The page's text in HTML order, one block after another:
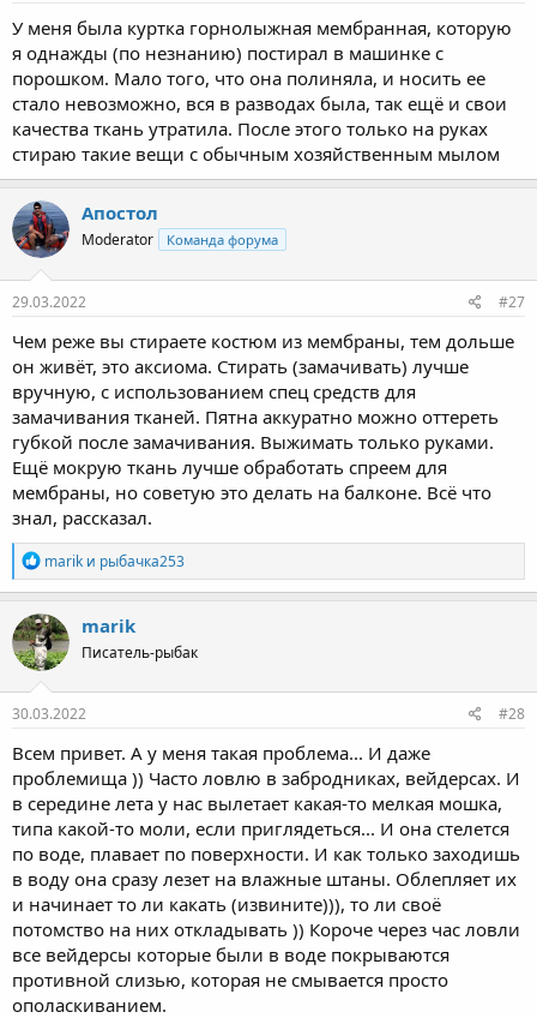
У меня была куртка горнолыжная мембранная, которую
я однажды (по незнанию) постирал в машинке с
порошком. Мало того, что она полиняла, и носить ее
стало невозможно, вся в разводах была, так ещё и свои
качества ткань утратила. После этого только на руках
стираю такие вещи с обычным хозяйственным мылом
Апостол
Moderator Команда форума
29.03.2022 #27
Чем реже вы стираете костюм из мембраны, тем дольше
он живёт, это аксиома. Стирать (замачивать) лучше
вручную, с использованием спец средств для
замачивания тканей. Пятна аккуратно можно оттереть
губкой после замачивания. Выжимать только руками.
Ещё мокрую ткань лучше обработать спреем для
мембраны, но советую это делать на балконе. Всё что
знал, рассказал.
Р
е
а
к
ц
и
и
:
marik и рыбачка253
marik
Писатель-рыбак
30.03.2022 #28
Всем привет. А у меня такая проблема... И даже
проблемища )) Часто ловлю в забродниках, вейдерсах. И
в середине лета у нас вылетает какая-то мелкая мошка,
типа какой-то моли, если приглядеться... И она стелется
по воде, плавает по поверхности. И как только заходишь
в воду она сразу лезет на влажные штаны. Облепляет их
и начинает то ли какать (извините))), то ли своё
потомство на них откладывать )) Короче через час ловли
все вейдерсы которые были в воде покрываются
противной слизью, которая не смывается просто
ополаскиванием.